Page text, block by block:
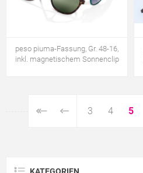
peso piuma-Fassung, Gr. 48-16,
inkl. magnetischem Sonnenclip
3 4 5